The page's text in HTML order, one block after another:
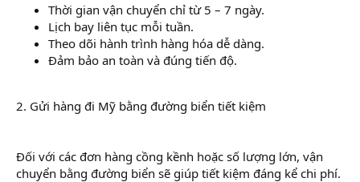
Thời gian vận chuyển chỉ từ 5 – 7 ngày.
Lịch bay liên tục mỗi tuần.
Theo dõi hành trình hàng hóa dễ dàng.
Đảm bảo an toàn và đúng tiến độ.
2. Gửi hàng đi Mỹ bằng đường biển tiết kiệm
Đối với các đơn hàng cồng kềnh hoặc số lượng lớn, vận
chuyển bằng đường biển sẽ giúp tiết kiệm đáng kể chi phí.